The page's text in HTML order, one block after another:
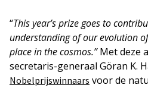
“This year’s prize goes to
understanding of our evolution
place in the cosmos.”Met deze
secretaris-generaal Göran K.
Nobelprijswinnaars voor de